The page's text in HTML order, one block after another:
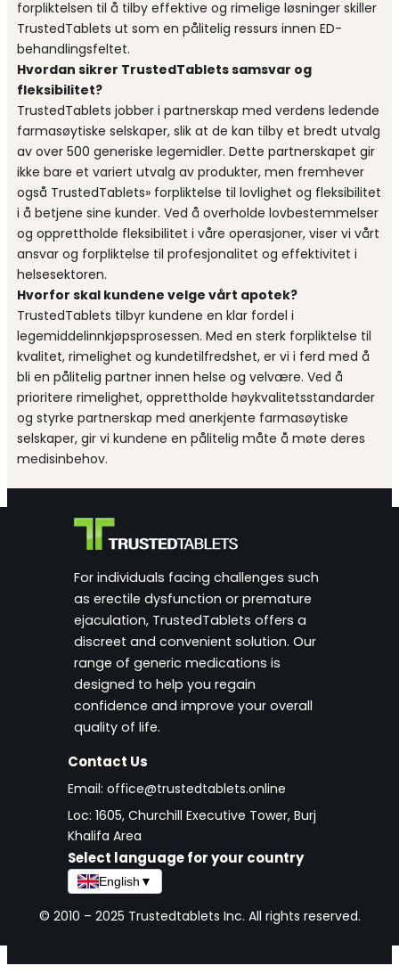
forpliktelsen til å tilby effektive og rimelige løsninger skiller
TrustedTablets ut som en pålitelig ressurs innen ED-
behandlingsfeltet.
Hvordan sikrer TrustedTablets samsvar og
fleksibilitet?
TrustedTablets jobber i partnerskap med verdens ledende
farmasøytiske selskaper, slik at de kan tilby et bredt utvalg
av over 500 generiske legemidler. Dette partnerskapet gir
ikke bare et variert utvalg av produkter, men fremhever
også TrustedTablets» forpliktelse til lovlighet og fleksibilitet
i å betjene sine kunder. Ved å overholde lovbestemmelser
og opprettholde fleksibilitet i våre operasjoner, viser vi vårt
ansvar og forpliktelse til profesjonalitet og effektivitet i
helsesektoren.
Hvorfor skal kundene velge vårt apotek?
TrustedTablets tilbyr kundene en klar fordel i
legemiddelinnkjøpsprosessen. Med en sterk forpliktelse til
kvalitet, rimelighet og kundetilfredshet, er vi i ferd med å
bli en pålitelig partner innen helse og velvære. Ved å
prioritere rimelighet, opprettholde høykvalitetsstandarder
og styrke partnerskap med anerkjente farmasøytiske
selskaper, gir vi kundene en pålitelig måte å møte deres
medisinbehov.
For individuals facing challenges such
as erectile dysfunction or premature
ejaculation, TrustedTablets offers a
discreet and convenient solution. Our
range of generic medications is
designed to help you regain
confidence and improve your overall
quality of life.
Contact Us
Email: office@trustedtablets.online
Loc: 1605, Churchill Executive Tower, Burj
Khalifa Area
Select language for your country
English ▼
© 2010 – 2025 Trustedtablets Inc. All rights reserved.